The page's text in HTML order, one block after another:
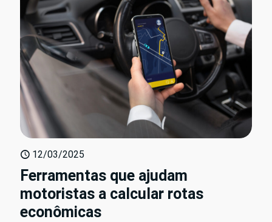
12/03/2025
Ferramentas que ajudam
motoristas a calcular rotas
econômicas